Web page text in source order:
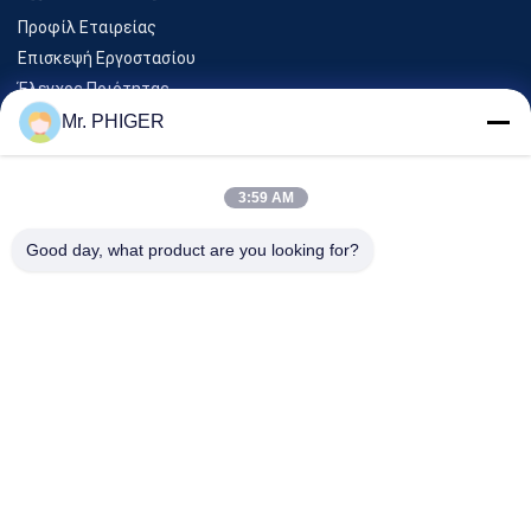
Προφίλ Εταιρείας
Επισκεψή Εργοστασίου
Έλεγχος Ποιότητας
Sitemap
Εκδηλώσεις
Mr. PHIGER
3:59 AM
Good day, what product are you looking for?